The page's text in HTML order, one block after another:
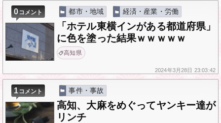
0コメント 都市・地域 経済・産業・労働
「ホテル東横インがある都道府県」
に色を塗った結果ｗｗｗｗｗ
高知県
2024年3月28日 23:03:42
1コメント 事件・事故
高知、大麻をめぐってヤンキー達が
リンチ